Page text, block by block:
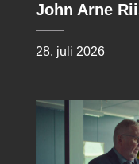
John Arne
28. juli 2026